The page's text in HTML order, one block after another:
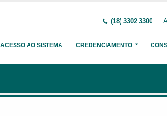
(18) 3302 3300
ACESSO AO SISTEMA CREDENCIAMENTO